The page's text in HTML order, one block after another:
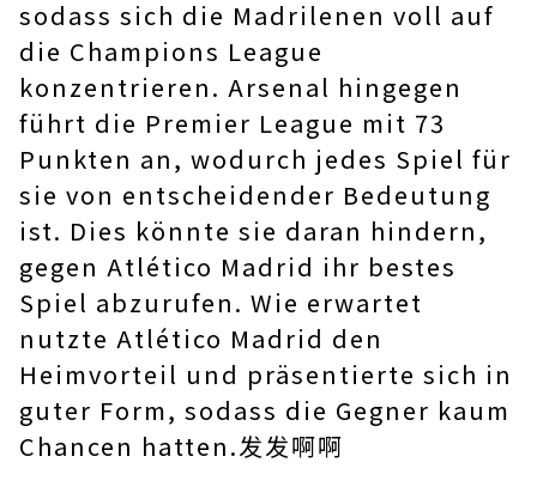
sodass sich die Madrilenen voll auf
die Champions League
konzentrieren. Arsenal hingegen
führt die Premier League mit 73
Punkten an, wodurch jedes Spiel für
sie von entscheidender Bedeutung
ist. Dies könnte sie daran hindern,
gegen Atlético Madrid ihr bestes
Spiel abzurufen. Wie erwartet
nutzte Atlético Madrid den
Heimvorteil und präsentierte sich in
guter Form, sodass die Gegner kaum
Chancen hatten.发发啊啊